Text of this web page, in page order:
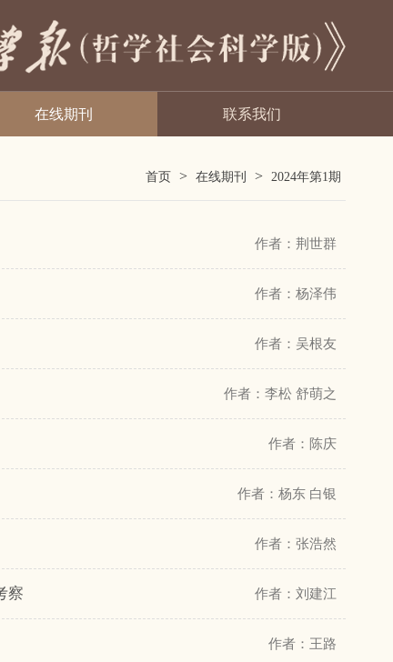
在线期刊 联系我们
首页 > 在线期刊 > 2024年第1期
作者：荆世群
作者：杨泽伟
作者：吴根友
作者：李松 舒萌之
作者：陈庆
作者：杨东 白银
作者：张浩然
察 作者：刘建江
作者：王路